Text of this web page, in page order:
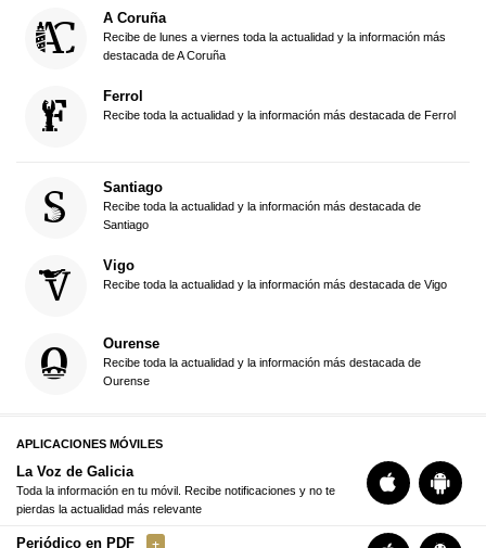
A Coruña
Recibe de lunes a viernes toda la actualidad y la información más
destacada de A Coruña
Ferrol
Recibe toda la actualidad y la información más destacada de Ferrol
Santiago
Recibe toda la actualidad y la información más destacada de
Santiago
Vigo
Recibe toda la actualidad y la información más destacada de Vigo
Ourense
Recibe toda la actualidad y la información más destacada de
Ourense
APLICACIONES MÓVILES
La Voz de Galicia
Toda la información en tu móvil. Recibe notificaciones y no te
pierdas la actualidad más relevante
Periódico en PDF